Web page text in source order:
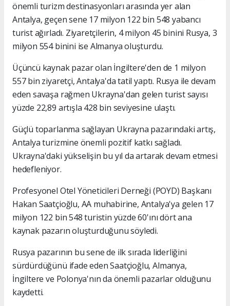
önemli turizm destinasyonları arasında yer alan
Antalya, geçen sene 17 milyon 122 bin 548 yabancı
turist ağırladı. Ziyaretçilerin, 4 milyon 45 binini Rusya, 3
milyon 554 binini ise Almanya oluşturdu.
Üçüncü kaynak pazar olan İngiltere'den de 1 milyon
557 bin ziyaretçi, Antalya'da tatil yaptı. Rusya ile devam
eden savaşa rağmen Ukrayna'dan gelen turist sayısı
yüzde 22,89 artışla 428 bin seviyesine ulaştı.
Güçlü toparlanma sağlayan Ukrayna pazarındaki artış,
Antalya turizmine önemli pozitif katkı sağladı.
Ukrayna'daki yükselişin bu yıl da artarak devam etmesi
hedefleniyor.
Profesyonel Otel Yöneticileri Derneği (POYD) Başkanı
Hakan Saatçioğlu, AA muhabirine, Antalya'ya gelen 17
milyon 122 bin 548 turistin yüzde 60'ını dört ana
kaynak pazarın oluşturduğunu söyledi.
Rusya pazarının bu sene de ilk sırada liderliğini
sürdürdüğünü ifade eden Saatçioğlu, Almanya,
İngiltere ve Polonya'nın da önemli pazarlar olduğunu
kaydetti.